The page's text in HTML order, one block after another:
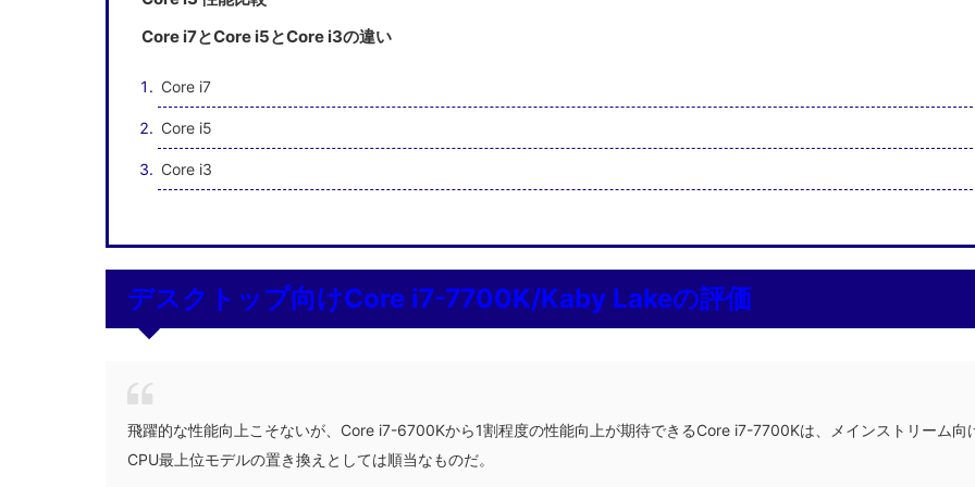
Core i7とCore i5とCore i3の違い
Core i7
Core i5
Core i3
デスクトップ向けCore i7-7700K/Kaby Lakeの評価
飛躍的な性能向上こそないが、Core i7-6700Kから1割程度の性能向上が期待できるCore i7-7700Kは、メインストリーム向
CPU最上位モデルの置き換えとしては順当なものだ。